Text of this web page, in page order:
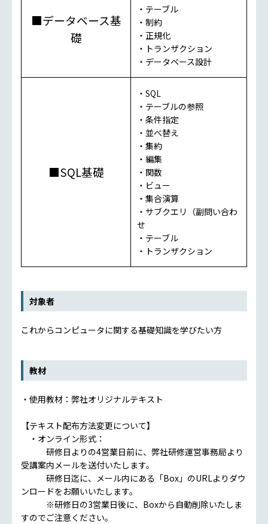
■データベース基
礎
・テーブル
・制約
・正規化
・トランザクション
・データベース設計
■SQL基礎
・SQL
・テーブルの参照
・条件指定
・並べ替え
・集約
・編集
・関数
・ビュー
・集合演算
・サブクエリ（副問い合わ
せ
・テーブル
・トランザクション
対象者
これからコンピュータに関する基礎知識を学びたい方
教材
・使用教材：弊社オリジナルテキスト
【テキスト配布方法変更について】
・オンライン形式：
研修日よりの4営業日前に、弊社研修運営事務局より
受講案内メールを送付いたします。
研修日迄に、メール内にある「Box」のURLよりダウ
ンロードをお願いいたします。
※研修日の3営業日後に、Boxから自動削除いたしま
すのでご注意ください。